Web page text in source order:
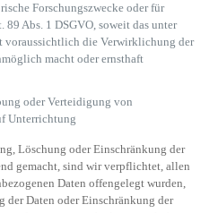
Forschungszwecke oder für
89 Abs. 1 DSGVO, soweit das unter
voraussichtlich die Verwirklichung der
macht oder ernsthaft
oder Verteidigung von
Unterrichtung
Löschung oder Einschränkung der
gemacht, sind wir verpflichtet, allen
Daten offengelegt wurden,
der Daten oder Einschränkung der